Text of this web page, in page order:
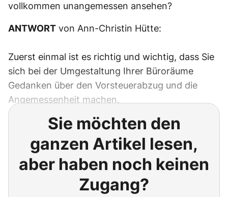
vollkommen unangemessen ansehen?
ANTWORT von Ann-Christin Hütte:
Zuerst einmal ist es richtig und wichtig, dass Sie
sich bei der Umgestaltung Ihrer Büroräume
Gedanken über den Vorsteuerabzug und die
Angemessenheit machen.
Sie möchten den
ganzen Artikel lesen,
aber haben noch keinen
Zugang?